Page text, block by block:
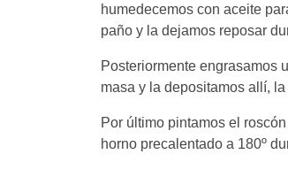
humedecemos con aceite
paño y la dejamos reposar
Posteriormente engrasamos
masa y la depositamos allí,
Por último pintamos el
horno precalentado a 180º